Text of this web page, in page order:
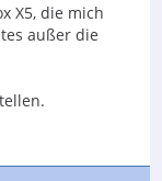
X5, die mich
außer die